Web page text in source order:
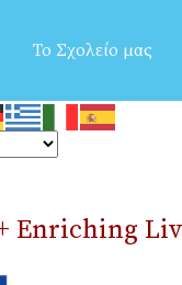
Το Σχολείο μας
Enriching